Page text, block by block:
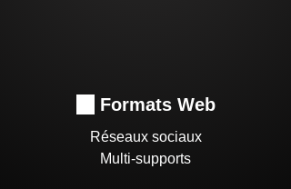
Formats Web
Réseaux sociaux
Multi-supports